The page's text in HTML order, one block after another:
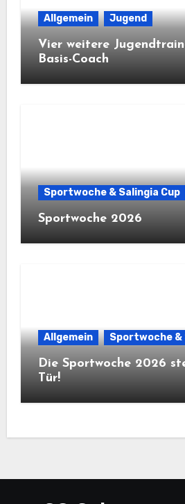
Allgemein Jugend
Vier weitere
Basis-Coach
Sportwoche & Salingia Cup
Sportwoche 2026
Allgemein Sportwoche &
Die Sportwoche 2026
Tür!